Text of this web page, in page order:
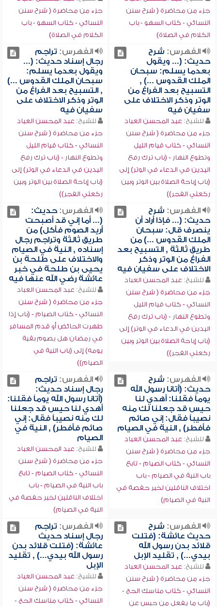
جزء من محاضرة ( شرح سنن
النسائي - كتاب السهو - باب
الكلام في الصلاة)
جزء من محاضرة ( شرح سنن
النسائي - كتاب السهو - باب
الكلام في الصلاة)
الفهرس: شرح
حديث: (... ويقول
بعدما يسلم: سبحان
الملك القدوس ...) ,
التسبيح بعد الفراغ من
الوتر وذكر الاختلاف على
سفيان فيه
للشيخ: عبد المحسن العباد
جزء من محاضرة ( شرح سنن
النسائي - كتاب قيام الليل
وتطوع النهار - (باب ترك رفع
اليدين في الدعاء في الوتر) إلى
(باب إباحة الصلاة بين الوتر وبين
ركعتي الفجر))
الفهرس: تراجم
رجال إسناد حديث: (...
ويقول بعدما يسلم:
سبحان الملك القدوس ...)
, التسبيح بعد الفراغ من
الوتر وذكر الاختلاف على
سفيان فيه
للشيخ: عبد المحسن العباد
جزء من محاضرة ( شرح سنن
النسائي - كتاب قيام الليل
وتطوع النهار - (باب ترك رفع
اليدين في الدعاء في الوتر) إلى
(باب إباحة الصلاة بين الوتر وبين
ركعتي الفجر))
الفهرس: شرح
حديث: (... فإذا أراد أن
ينصرف قال: سبحان
الملك القدوس ...) من
طريق ثالثة , التسبيح بعد
الفراغ من الوتر وذكر
الاختلاف على سفيان فيه
للشيخ: عبد المحسن العباد
جزء من محاضرة ( شرح سنن
النسائي - كتاب قيام الليل
وتطوع النهار - (باب ترك رفع
اليدين في الدعاء في الوتر) إلى
(باب إباحة الصلاة بين الوتر وبين
ركعتي الفجر))
الفهرس:حديث:
(... أما إني قد أصبحت
أريد الصوم فأكل) من
طريق ثالثة وتراجم رجال
إسناده , النية في الصيام
والاختلاف على طلحة بن
يحيى بن طلحة في خبر
عائشة رضي الله عنها فيه
للشيخ: عبد المحسن العباد
جزء من محاضرة ( شرح سنن
النسائي - كتاب الصيام - (باب إذا
طهرت الحائض أو قدم المسافر
في رمضان هل يصوم بقية
يومه) إلى (باب النية في
الصيام))
الفهرس: شرح
حديث: (أتانا رسول الله
يوماً فقلنا: أهدي لنا
حيس قد جعلنا لك منه
نصيباً فقال: إني صائم
فأفطر) , النية في الصيام
للشيخ: عبد المحسن العباد
جزء من محاضرة ( شرح سنن
النسائي - كتاب الصيام - تابع
باب النية في الصيام - باب
اختلاف الناقلين لخبر حفصة في
النية في الصيام)
الفهرس: تراجم
رجال إسناد حديث:
(أتانا رسول الله يوماً فقلنا:
أهدي لنا حيس قد جعلنا
لك منه نصيباً فقال: إني
صائم فأفطر) , النية في
الصيام
للشيخ: عبد المحسن العباد
جزء من محاضرة ( شرح سنن
النسائي - كتاب الصيام - تابع
باب النية في الصيام - باب
اختلاف الناقلين لخبر حفصة في
النية في الصيام)
الفهرس: شرح
حديث عائشة: (فتلت
قلائد بدن رسول الله
بيدي...) , تقليد الإبل
للشيخ: عبد المحسن العباد
جزء من محاضرة ( شرح سنن
النسائي - كتاب مناسك الحج -
(باب ما يفعل من حبس عن
الفهرس: تراجم
رجال إسناد حديث
عائشة: (فتلت قلائد بدن
رسول الله بيدي...) , تقليد
الإبل
للشيخ: عبد المحسن العباد
جزء من محاضرة ( شرح سنن
النسائي - كتاب مناسك الحج -